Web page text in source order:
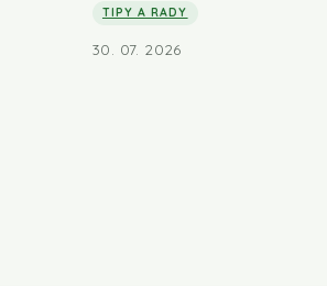
TIPY A RADY
30. 07. 2026